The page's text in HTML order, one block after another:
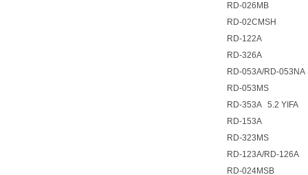
RD-026MB
RD-02CMSH
RD-122A
RD-326A
RD-053A/RD-053NA
RD-053MS
RD-353A 5.2 YIFA
RD-153A
RD-323MS
RD-123A/RD-126A
RD-024MSB